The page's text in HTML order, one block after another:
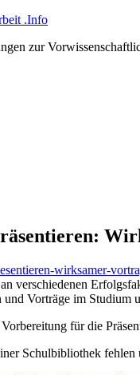
.Info
zur
verschiedenen
und Vorträge im Studium
für die
Schulbibliothek